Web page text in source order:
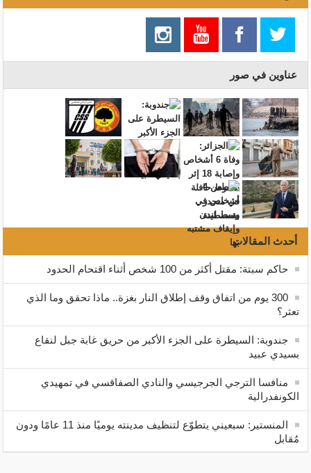
عناوين في صور
أحدث المقالات
حاكم سبتة: مقتل أكثر من 100 شخص أثناء اقتحام الحدود
300 يوم من اتفاق وقف إطلاق النار بغزة.. ماذا تحقق وما الذي
تعثر؟
جندوبة: السيطرة على الجزء الأكبر من حريق غابة جبل لنقاع
بسيدي عبيد
منافسا الترجي الجرجيسي والنادي الصفاقسي في تمهيدي
الكونفدرالية
المنستير: سبعيني يتطوّع لتنظيف مدينته يوميًا منذ 11 عامًا ودون
مُقابل